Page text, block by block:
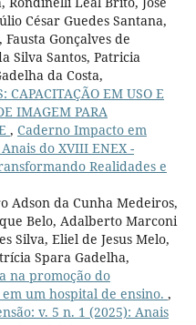
César Guedes Santana,
Gonçalves de
Silva Santos, Patricia
da Costa,
CAPACITAÇÃO EM USO E
IMAGEM PARA
, Caderno Impacto em
do XVIII ENEX -
Realidades e
Adson da Cunha Medeiros,
Belo, Adalberto Marconi
Silva, Eliel de Jesus Melo,
Spara Gadelha,
na promoção do
um hospital de ensino. ,
v. 5 n. 1 (2025): Anais